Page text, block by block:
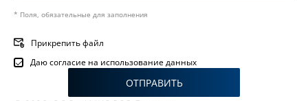
* Поля, обязательные для заполнения
Прикрепить файл
Даю согласие на использование данных
ОТПРАВИТЬ